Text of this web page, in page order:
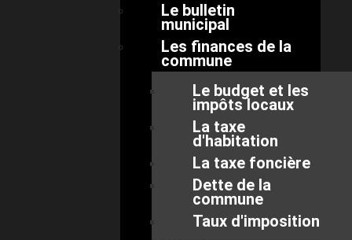
Le bulletin
municipal
Les finances de la
commune
Le budget et les
impôts locaux
La taxe
d'habitation
La taxe foncière
Dette de la
commune
Taux d'imposition